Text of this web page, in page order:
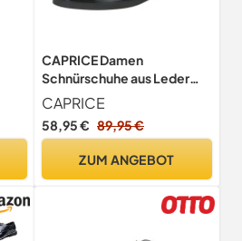
CAPRICE Damen
Schnürschuhe aus Leder
Elegant, Schwarz (Black
Naplak), 39 EU
CAPRICE
58,95 € 89,95 €
ZUM ANGEBOT